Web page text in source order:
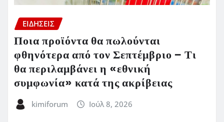
ΕΙΔΗΣΕΙΣ
Ποια προϊόντα θα πωλούνται
φθηνότερα από τον Σεπτέμβριο – Τι
θα περιλαμβάνει η «εθνική
συμφωνία» κατά της ακρίβειας
kimiforum Ιούλ 8, 2026